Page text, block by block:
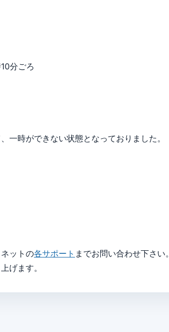
分ごろ
一時ができない状態となっておりました。
ットの各サポート までお問い合わせ下さい。
げます。